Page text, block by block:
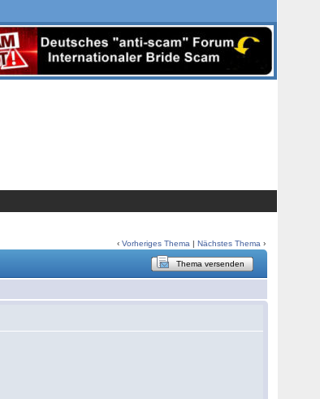
‹Vorheriges Thema |Nächstes Thema ›
Thema versenden